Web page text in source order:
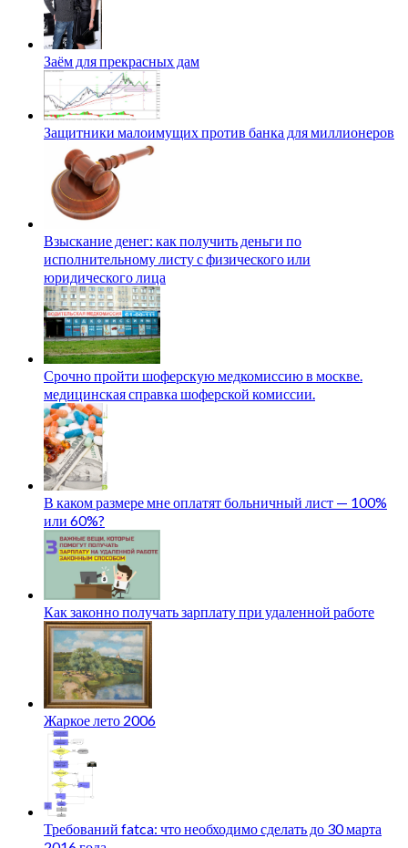
Заём для прекрасных дам
Защитники малоимущих против банка для миллионеров
Взыскание денег: как получить деньги по
исполнительному листу с физического или
юридического лица
Срочно пройти шоферскую медкомиссию в москве.
медицинская справка шоферской комиссии.
В каком размере мне оплатят больничный лист — 100%
или 60%?
Как законно получать зарплату при удаленной работе
Жаркое лето 2006
Требований fatca: что необходимо сделать до 30 марта